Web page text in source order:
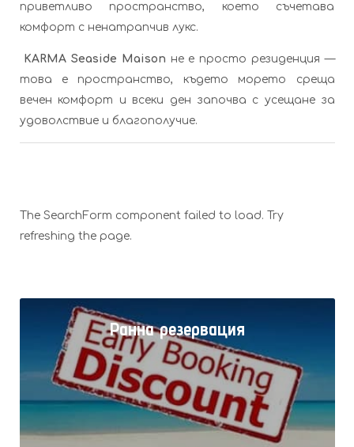
приветливо пространство, което съчетава
комфорт с ненатрапчив лукс.
KARMA Seaside Maison не е просто резиденция —
това е пространство, където морето среща
вечен комфорт и всеки ден започва с усещане за
удоволствие и благополучие.
The SearchForm component failed to load. Try
refreshing the page.
Ранна резервация